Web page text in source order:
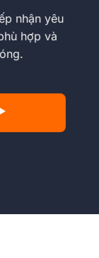
nhận yêu
hợp và